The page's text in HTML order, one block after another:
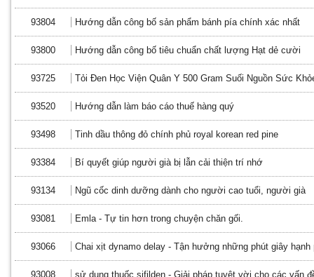
93804 Hướng dẫn công bố sản phẩm bánh pía chính xác nhất
93800 Hướng dẫn công bố tiêu chuẩn chất lượng Hạt dẻ cười
93725 Tỏi Đen Học Viện Quân Y 500 Gram Suối Nguồn Sức
93520 Hướng dẫn làm báo cáo thuế hàng quý
93498 Tinh dầu thông đỏ chính phủ royal korean red pine
93384 Bí quyết giúp người già bị lẫn cải thiện trí nhớ
93134 Ngũ cốc dinh dưỡng dành cho người cao tuổi, người già
93081 Emla - Tự tin hơn trong chuyện chăn gối.
93066 Chai xịt dynamo delay - Tận hưởng những phút giây hạnh
93008 sử dụng thuốc sifilden - Giải pháp tuyệt vời cho các vấn